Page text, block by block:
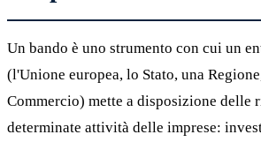
Un bando è uno strumento con cui un
(l'Unione europea, lo Stato, una
Commercio) mette a disposizione delle
determinate attività delle imprese: